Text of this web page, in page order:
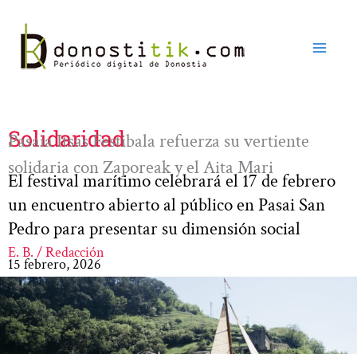
contenido
Solidaridad
Pasaia Itsas Festibala refuerza su vertiente
solidaria con Zaporeak y el Aita Mari
El festival marítimo celebrará el 17 de febrero
un encuentro abierto al público en Pasai San
Pedro para presentar su dimensión social
E. B. / Redacción
15 febrero, 2026